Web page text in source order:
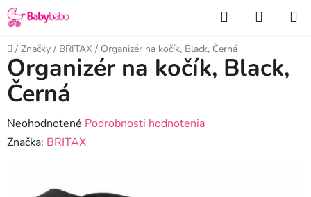
Prejsť
na
obsah
Hľadať
KOŠÍK
Domov
/ Značky / BRITAX / Organizér na kočík, Black, Černá
Organizér na kočík, Black,
Černá
Priemerné
hodnotenie
Neohodnotené Podrobnosti hodnotenia
Značka: BRITAX